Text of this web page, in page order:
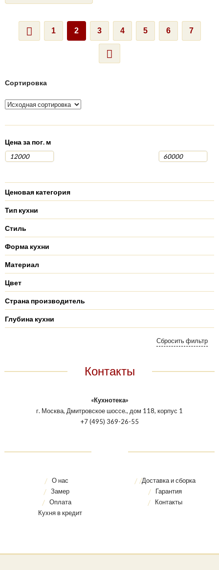
1 2 3 4 5 6 7
Сортировка
Цена за пог. м
Ценовая категория
Тип кухни
Стиль
Форма кухни
Материал
Цвет
Страна производитель
Глубина кухни
Контакты
«Кухнотека»
г. Москва, Дмитровское шоссе., дом 118, корпус 1
+7 (495) 369-26-55
О нас
Замер
Оплата
Кухня в кредит
Доставка и сборка
Гарантия
Контакты